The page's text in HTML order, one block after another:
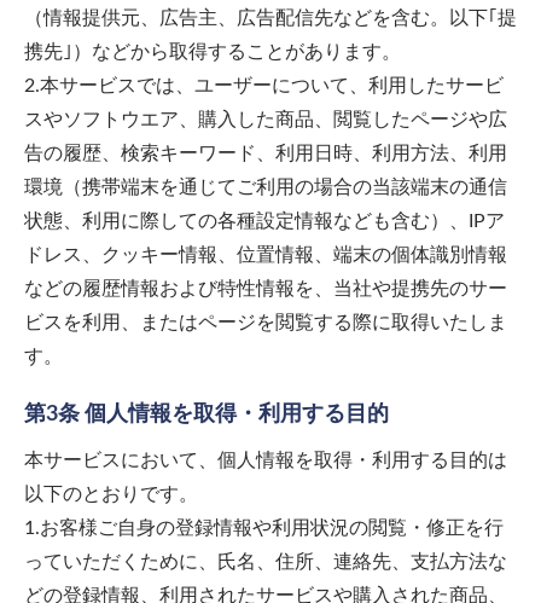
（情報提供元、広告主、広告配信先などを含む。以下｢提
携先｣）などから取得することがあります。
2.本サービスでは、ユーザーについて、利用したサービ
スやソフトウエア、購入した商品、閲覧したページや広
告の履歴、検索キーワード、利用日時、利用方法、利用
環境（携帯端末を通じてご利用の場合の当該端末の通信
状態、利用に際しての各種設定情報なども含む）、IPア
ドレス、クッキー情報、位置情報、端末の個体識別情報
などの履歴情報および特性情報を、当社や提携先のサー
ビスを利用、またはページを閲覧する際に取得いたしま
す。
第3条 個人情報を取得・利用する目的
本サービスにおいて、個人情報を取得・利用する目的は
以下のとおりです。
1.お客様ご自身の登録情報や利用状況の閲覧・修正を行
っていただくために、氏名、住所、連絡先、支払方法な
どの登録情報、利用されたサービスや購入された商品、